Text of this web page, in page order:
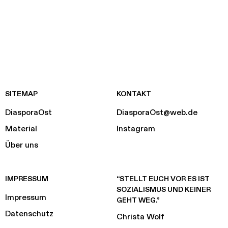
SITEMAP
DiasporaOst
Material
Über uns
KONTAKT
DiasporaOst@web.de
Instagram
IMPRESSUM
Impressum
Datenschutz
“STELLT EUCH VOR ES IST
SOZIALISMUS UND KEINER
GEHT WEG.”
Christa Wolf